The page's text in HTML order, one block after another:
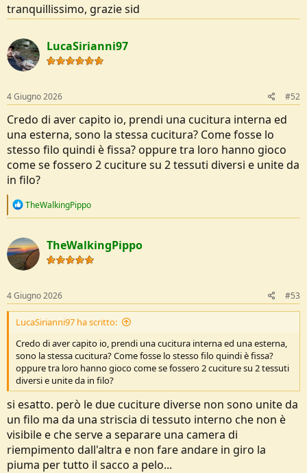
tranquillissimo, grazie sid
LucaSirianni97
4 Giugno 2026 #52
Credo di aver capito io, prendi una cucitura interna ed
una esterna, sono la stessa cucitura? Come fosse lo
stesso filo quindi è fissa? oppure tra loro hanno gioco
come se fossero 2 cuciture su 2 tessuti diversi e unite da
in filo?
R
c
t
i
o
s
:
TheWalkingPippo
TheWalkingPippo
4 Giugno 2026 #53
LucaSirianni97 ha scritto:
Credo di aver capito io, prendi una cucitura interna ed una esterna,
sono la stessa cucitura? Come fosse lo stesso filo quindi è fissa?
oppure tra loro hanno gioco come se fossero 2 cuciture su 2 tessuti
diversi e unite da in filo?
si esatto. però le due cuciture diverse non sono unite da
un filo ma da una striscia di tessuto interno che non è
visibile e che serve a separare una camera di
riempimento dall'altra e non fare andare in giro la
piuma per tutto il sacco a pelo...